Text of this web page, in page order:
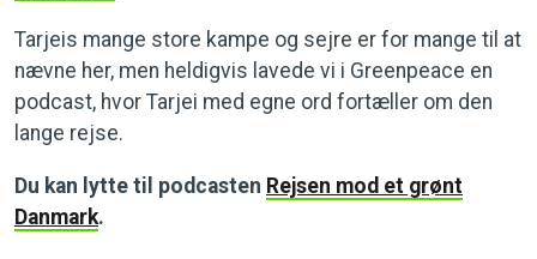
Tarjeis mange store kampe og sejre er for mange til at
nævne her, men heldigvis lavede vi i Greenpeace en
podcast, hvor Tarjei med egne ord fortæller om den
lange rejse.
Du kan lytte til podcasten Rejsen mod et grønt
Danmark.